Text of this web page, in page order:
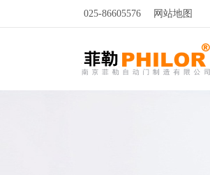
025-86605576 网站地图